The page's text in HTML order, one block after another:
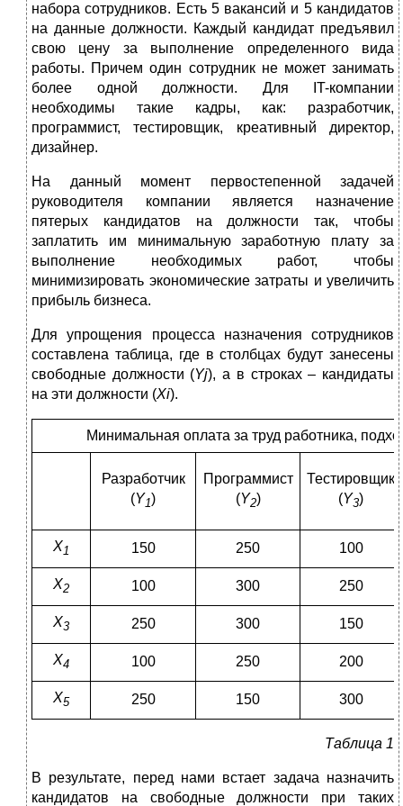
набора сотрудников. Есть 5 вакансий и 5 кандидатов
на данные должности. Каждый кандидат предъявил
свою цену за выполнение определенного вида
работы. Причем один сотрудник не может занимать
более одной должности. Для IT-компании
необходимы такие кадры, как: разработчик,
программист, тестировщик, креативный директор,
дизайнер.
На данный момент первостепенной задачей
руководителя компании является назначение
пятерых кандидатов на должности так, чтобы
заплатить им минимальную заработную плату за
выполнение необходимых работ, чтобы
минимизировать экономические затраты и увеличить
прибыль бизнеса.
Для упрощения процесса назначения сотрудников
составлена таблица, где в столбцах будут занесены
свободные должности (Yj), а в строках – кандидаты
на эти должности (Xi).
Минимальная оплата за труд работника,
Разработчик
(Y1)
Программист
(Y2)
Тестировщик
(Y3)
X1 150 250 100
X2 100 300 250
X3 250 300 150
X4 100 250 200
X5 250 150 300
Таблица 1
В результате, перед нами встает задача назначить
кандидатов на свободные должности при таких